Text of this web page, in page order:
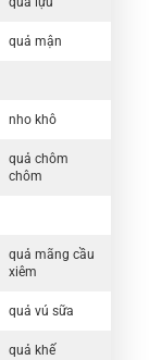
quả mận
nho khô
quả chôm
chôm
quả mãng cầu
xiêm
quả vú sữa
quả khế